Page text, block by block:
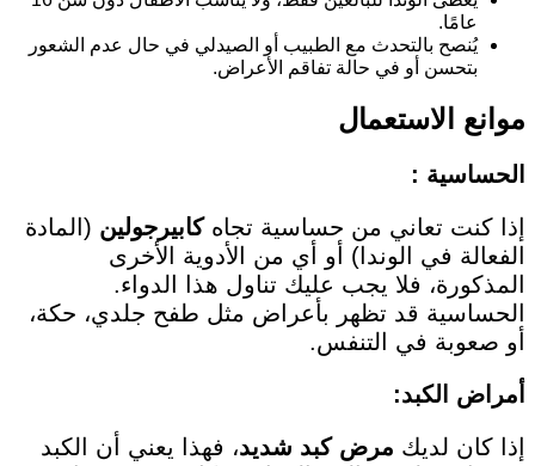
عامًا.
يُنصح بالتحدث مع الطبيب أو الصيدلي في حال عدم الشعور
بتحسن أو في حالة تفاقم الأعراض.
موانع الاستعمال
الحساسية :
إذا كنت تعاني من حساسية تجاهكابيرجولين (المادة
الفعالة في الوندا) أو أي من الأدوية الأخرى
المذكورة، فلا يجب عليك تناول هذا الدواء.
الحساسية قد تظهر بأعراض مثل طفح جلدي، حكة،
أو صعوبة في التنفس.
أمراض الكبد:
إذا كان لديك مرض كبد شديد، فهذا يعني أن الكبد